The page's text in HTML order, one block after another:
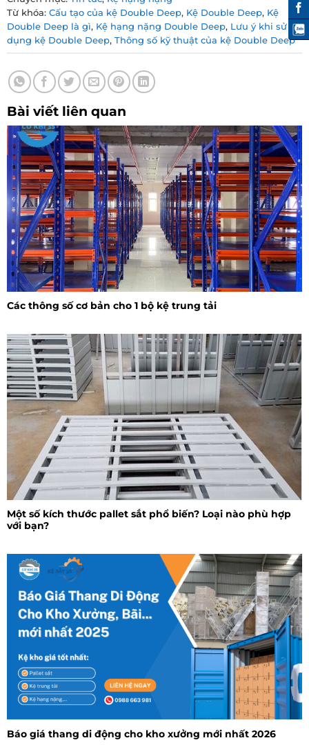
Từ khóa: Cấu tạo của kệ Double Deep, Kệ Double Deep, Kệ
Double Deep là gì, Kệ hạng nặng Double Deep, Lưu ý khi sử
dụng kệ Double Deep, Thông số kỹ thuật của kệ Double Deep
Bài viết liên quan
Các thông số cơ bản cho 1 bộ kệ trung tải
Một số kích thước pallet sắt phổ biến? Loại nào phù hợp
với bạn?
Báo giá thang di động cho kho xưởng mới nhất 2026